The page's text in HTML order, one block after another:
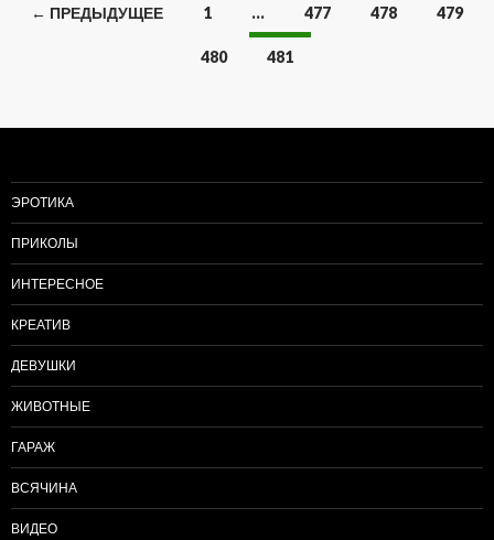
записям
← ПРЕДЫДУЩЕЕ 1 … 477 478 479
480 481
ЭРОТИКА
ПРИКОЛЫ
ИНТЕРЕСНОЕ
КРЕАТИВ
ДЕВУШКИ
ЖИВОТНЫЕ
ГАРАЖ
ВСЯЧИНА
ВИДЕО